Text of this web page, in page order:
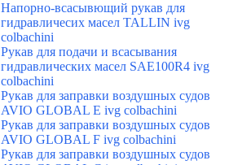
Напорно-всасывющий рукав для
гидравличесих масел TALLIN ivg
colbachini
Рукав для подачи и всасывания
гидравлических масел SAE100R4 ivg
colbachini
Рукав для заправки воздушных судов
AVIO GLOBAL E ivg colbachini
Рукав для заправки воздушных судов
AVIO GLOBAL F ivg colbachini
Рукав для заправки воздушных судов